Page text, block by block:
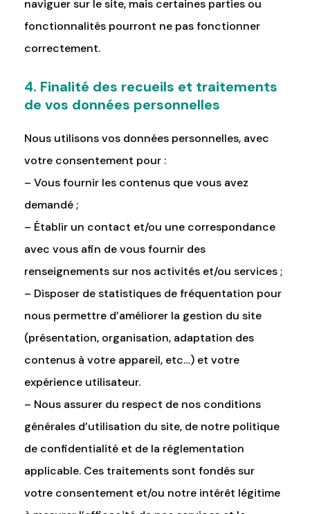
naviguer sur le site, mais certaines parties ou
fonctionnalités pourront ne pas fonctionner
correctement.
4. Finalité des recueils et traitements
de vos données personnelles
Nous utilisons vos données personnelles, avec
votre consentement pour :
– Vous fournir les contenus que vous avez
demandé ;
– Établir un contact et/ou une correspondance
avec vous afin de vous fournir des
renseignements sur nos activités et/ou services ;
– Disposer de statistiques de fréquentation pour
nous permettre d’améliorer la gestion du site
(présentation, organisation, adaptation des
contenus à votre appareil, etc…) et votre
expérience utilisateur.
– Nous assurer du respect de nos conditions
générales d’utilisation du site, de notre politique
de confidentialité et de la réglementation
applicable. Ces traitements sont fondés sur
votre consentement et/ou notre intérêt légitime